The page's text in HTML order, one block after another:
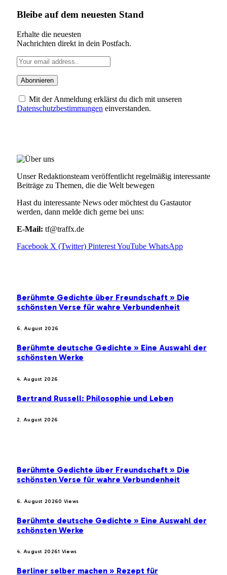
Bleibe auf dem neuesten Stand
Erhalte die neuesten
Nachrichten direkt in dein Postfach.
Mit der Anmeldung erklärst du dich mit unseren
Datenschutzbestimmungen einverstanden.
Unser Redaktionsteam veröffentlicht regelmäßig interessante
Beiträge zu Themen, die die Welt bewegen
Hast du interessante News oder möchtest du Gastautor
werden, dann melde dich gerne bei uns:
E-Mail: tf@traffx.de
Facebook X (Twitter) PinterestYouTube WhatsApp
Berühmte Gedichte über Freundschaft » Die
schönsten Verse für wahre Verbundenheit
6. August 2026
Berühmte deutsche Gedichte » Eine Auswahl der
schönsten Werke
4. August 2026
Bertrand Russell: Philosophie und Leben
2. August 2026
Berühmte Gedichte über Freundschaft » Die
schönsten Verse für wahre Verbundenheit
6. August 20260 Views
Berühmte deutsche Gedichte » Eine Auswahl der
schönsten Werke
4. August 20261 Views
Berliner selber machen » Rezept für